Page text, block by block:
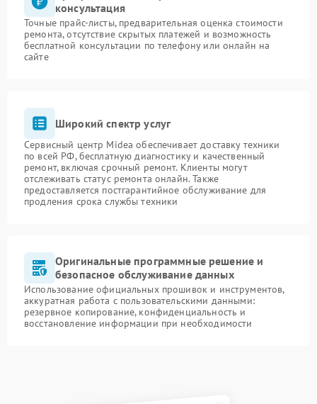
консультация
Точные прайс-листы, предварительная оценка стоимости
ремонта, отсутствие скрытых платежей и возможность
бесплатной консультации по телефону или онлайн на
сайте
Широкий спектр услуг
Сервисный центр Midea обеспечивает доставку техники
по всей РФ, бесплатную диагностику и качественный
ремонт, включая срочный ремонт. Клиенты могут
отслеживать статус ремонта онлайн. Также
предоставляется постгарантийное обслуживание для
продления срока службы техники
Оригинальные программные решение и
безопасное обслуживание данных
Использование официальных прошивок и инструментов,
аккуратная работа с пользовательскими данными:
резервное копирование, конфиденциальность и
восстановление информации при необходимости